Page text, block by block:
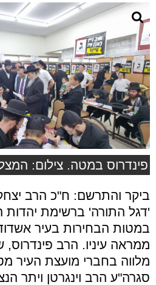
פינדרוס במטה. צילום:
ביקר והתרשם: ח"כ הרב
'דגל התורה' ברשימת יהדות
במטות הבחירות בעיר
ממראה עיניו. הרב
מלווה בחברי מועצת העיר
סגרה"ע הרב וינגרטן ויתר